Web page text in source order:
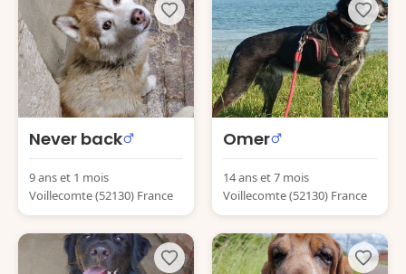
Never back
9 ans et 1 mois
Voillecomte (52130) France
Omer
14 ans et 7 mois
Voillecomte (52130) France